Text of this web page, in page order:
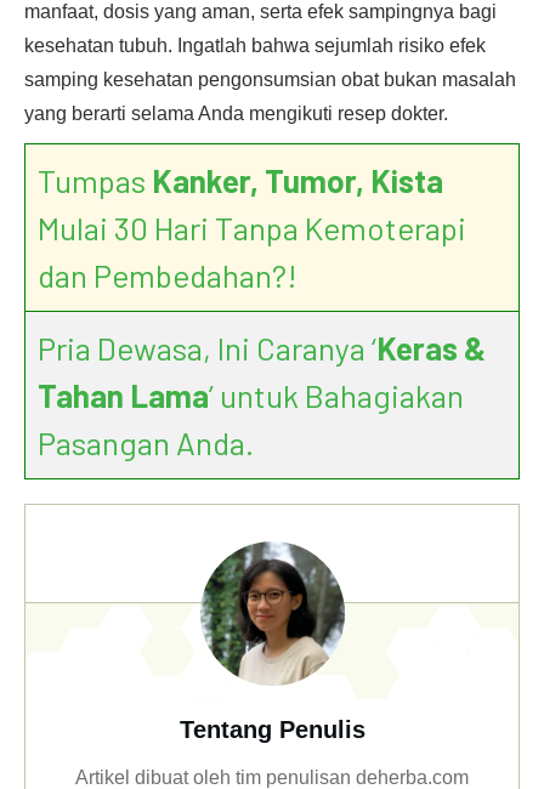
manfaat, dosis yang aman, serta efek sampingnya bagi
kesehatan tubuh. Ingatlah bahwa sejumlah risiko efek
samping kesehatan pengonsumsian obat bukan masalah
yang berarti selama Anda mengikuti resep dokter.
Tumpas Kanker, Tumor, Kista
Mulai 30 Hari Tanpa Kemoterapi
dan Pembedahan?!
Pria Dewasa, Ini Caranya ‘Keras &
Tahan Lama’ untuk Bahagiakan
Pasangan Anda.
Tentang Penulis
Artikel dibuat oleh tim penulisan deherba.com